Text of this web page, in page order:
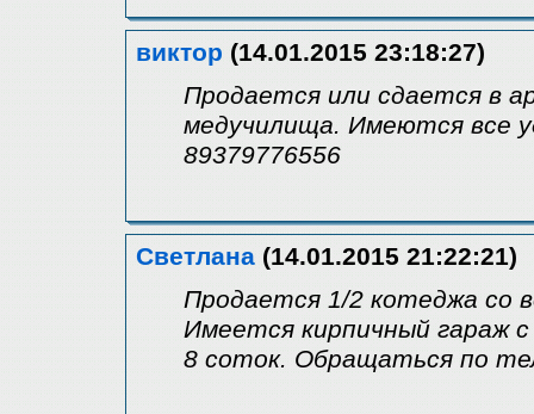
виктор (14.01.2015 23:18:27)
Продается или сдается в
медучилища. Имеются все
89379776556
Светлана (14.01.2015 21:22:21)
Продается 1/2 котеджа со
Имеется кирпичный гараж
8 соток. Обращаться по